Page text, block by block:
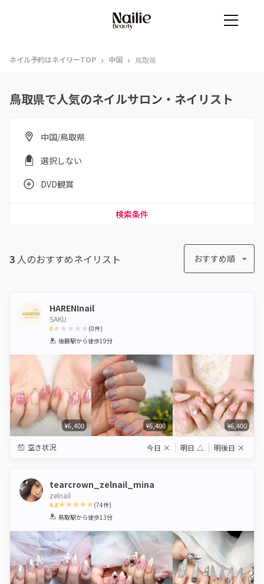
ネイル予約はネイリーTOP › 中国 › 鳥取県
鳥取県で人気のネイルサロン・ネイリスト
中国/鳥取県
選択しない
DVD観賞
検索条件
3 人のおすすめネイリスト おすすめ順
HARENInail
SAKU
0
1 2 3 4 5
(0件)
後藤駅から徒歩19分
¥6,400 ¥6,400 ¥6,400
空き状況 今日 × 明日 △ 明後日 ×
tearcrown_zelnail_mina
zelnail
4.8
1 2 3 4 5
(74件)
鳥取駅から徒歩13分